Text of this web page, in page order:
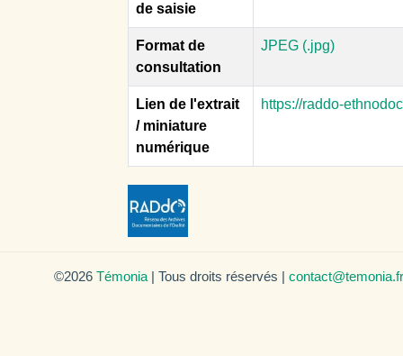
de saisie
Format de
consultation
JPEG (.jpg)
Lien de l'extrait
/ miniature
numérique
https://raddo-
©2026 Témonia | Tous droits réservés | contact@temonia.fr